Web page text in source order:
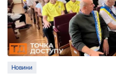
Новини